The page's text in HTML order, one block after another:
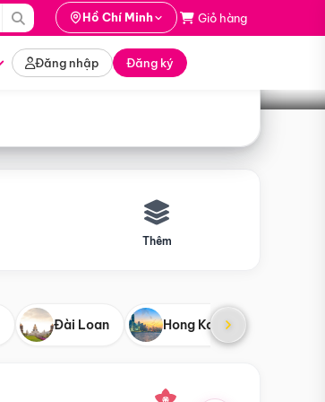
Hồ Chí Minh Giỏ hàng
Đăng nhập Đăng ký
Tìm tour
Thêm
Đài Loan Hong Kong